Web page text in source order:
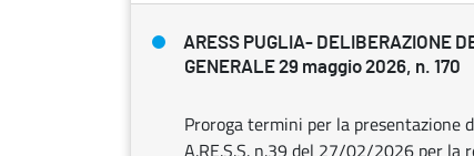
ARESS PUGLIA- DELIBERAZIONE
GENERALE 29 maggio 2026, n. 170
Proroga termini per la presentazione
A.RE.S.S. n.39 del 27/02/2026 per la